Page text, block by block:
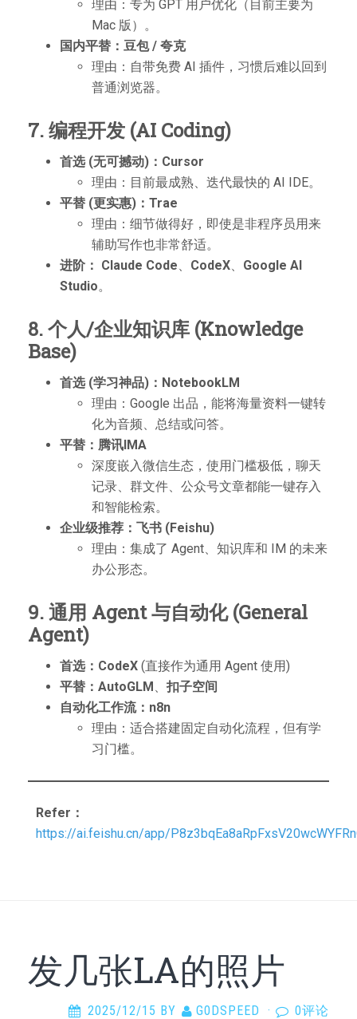
理由：专为 GPT 用户优化（目前主要为
Mac 版）。
国内平替：豆包 / 夸克
理由：自带免费 AI 插件，习惯后难以回到
普通浏览器。
7. 编程开发 (AI Coding)
首选 (无可撼动)：Cursor
理由：目前最成熟、迭代最快的 AI IDE。
平替 (更实惠)：Trae
理由：细节做得好，即使是非程序员用来
辅助写作也非常舒适。
进阶： Claude Code CodeX
Google AI
Studio。
8. 个人/企业知识库 (Knowledge
Base)
首选 (学习神品)：NotebookLM
理由：Google 出品，能将海量资料一键转
化为音频、总结或问答。
平替：腾讯IMA
深度嵌入微信生态，使用门槛极低，聊天
记录、群文件、公众号文章都能一键存入
和智能检索。
企业级推荐：飞书 (Feishu)
理由：集成了 Agent、知识库和 IM 的未来
办公形态。
9. 通用 Agent 与自动化 (General
Agent)
首选：CodeX (直接作为通用 Agent 使用)
平替：AutoGLM
扣子空间
自动化工作流：n8n
理由：适合搭建固定自动化流程，但有学
习门槛。
Refer：
https://ai.feishu.cn/app/
发几张LA的照片
2025/12/15 BY G0DSPEED · 0评论